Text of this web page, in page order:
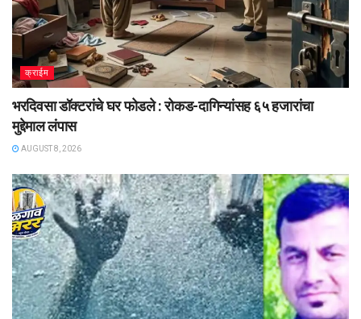
क्राईम
भरदिवसा डॉक्टरांचे घर फोडले : रोकड-दागिन्यांसह ६५ हजारांचा
मुद्देमाल लंपास
AUGUST 8, 2026